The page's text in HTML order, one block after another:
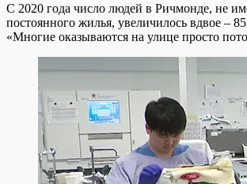
С 2020 года число людей в Ричмонде, не
постоянного жилья, увеличилось вдвое –
«Многие оказываются на улице просто